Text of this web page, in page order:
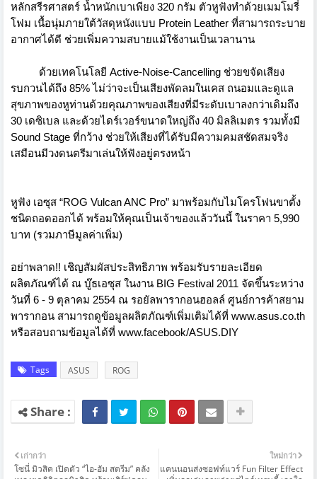
หลักสรีรศาสตร์ น้ำหนักเบาเพียง 320 กรัม ตัวหูฟังทำด้วยเมมโมรี่
โฟม เนื้อนุ่มภายใต้วัสดุหนังแบบ Protein Leather ที่สามารถระบาย
อากาศได้ดี ช่วยเพิ่มความสบายแม้ใช้งานเป็นเวลานาน
ด้วยเทคโนโลยี Active-Noise-Cancelling ช่วยขจัดเสียง
รบกวนได้ถึง 85% ไม่ว่าจะเป็นเสียงพัดลมในเคส ถนอมและดูแล
สุขภาพของหูท่านด้วยคุณภาพของเสียงที่มีระดับเบาลงกว่าเดิมถึง
30 เดซิเบล และด้วยไดร์เวอร์ขนาดใหญ่ถึง 40 มิลลิเมตร รวมทั้งมี
Sound Stage ที่กว้าง ช่วยให้เสียงที่ได้รับมีความคมสชัดสมจริง
เสมือนมีวงดนตรีมาเล่นให้ฟังอยู่ตรงหน้า
หูฟัง เอซุส “ROG Vulcan ANC Pro” มาพร้อมกับไมโครโฟนขาตั้ง
ชนิดถอดออกได้ พร้อมให้คุณเป็นเจ้าของแล้ววันนี้ ในราคา 5,990
บาท (รวมภาษีมูลค่าเพิ่ม)
อย่าพลาด!! เชิญสัมผัสประสิทธิภาพ พร้อมรับรายละเอียด
ผลิตภัณฑ์ได้ ณ บู๊ธเอซุส ในงาน BIG Festival 2011 จัดขึ้นระหว่าง
วันที่ 6 - 9 ตุลาคม 2554 ณ รอยัลพารากอนฮอลล์ ศูนย์การค้าสยาม
พารากอน สามารถดูข้อมูลผลิตภัณฑ์เพิ่มเติมได้ที่ www.asus.co.th
หรือสอบถามข้อมูลได้ที่ www.facebook/ASUS.DIY
Tags ASUS ROG
ใหม่กว่า
แคนนอนส่งซอฟท์แวร์ Fun Filter Effect
เก่ากว่า
โซนี่ มิวสิค เปิดตัว “ไอ-ฮัม สตรีม” คลัง